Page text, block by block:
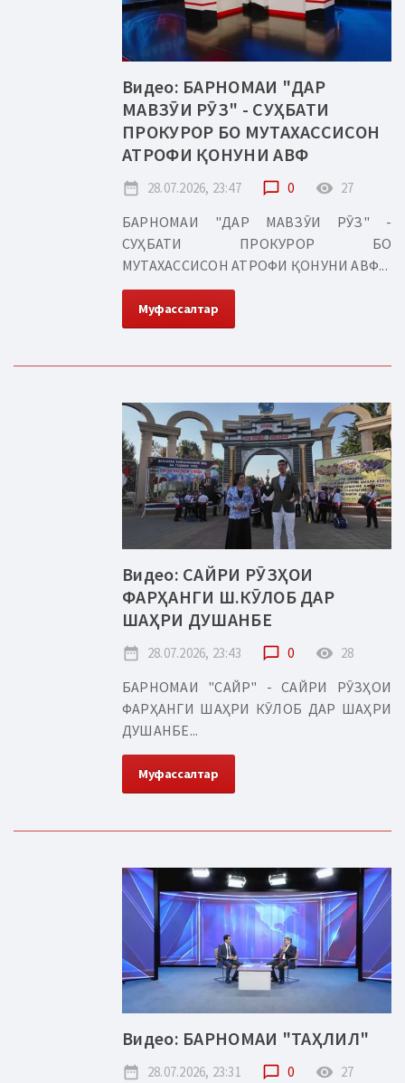
Видео: БАРНОМАИ "ДАР
МАВЗӮИ РӮЗ" - СУҲБАТИ
ПРОКУРОР БО МУТАХАССИСОН
АТРОФИ ҚОНУНИ АВФ
date_range 28.07.2026, 23:47 chat_bubble_outline 0 remove_red_eye 27
БАРНОМАИ "ДАР МАВЗӮИ РӮЗ" -
СУҲБАТИ ПРОКУРОР БО
МУТАХАССИСОН АТРОФИ ҚОНУНИ АВФ...
Муфассалтар
Видео: САЙРИ РӮЗҲОИ
ФАРҲАНГИ Ш.КӮЛОБ ДАР
ШАҲРИ ДУШАНБЕ
date_range 28.07.2026, 23:43 chat_bubble_outline 0 remove_red_eye 28
БАРНОМАИ "САЙР" - САЙРИ РӮЗҲОИ
ФАРҲАНГИ ШАҲРИ КӮЛОБ ДАР ШАҲРИ
ДУШАНБЕ...
Муфассалтар
Видео: БАРНОМАИ "ТАҲЛИЛ"
date_range 28.07.2026, 23:31 chat_bubble_outline 0 remove_red_eye 27